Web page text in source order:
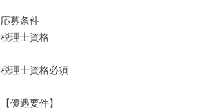
応募条件
税理士資格
税理士資格必須
【優遇要件】